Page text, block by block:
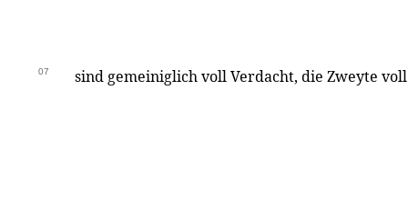
07 sind gemeiniglich voll Verdacht, die Zweyte